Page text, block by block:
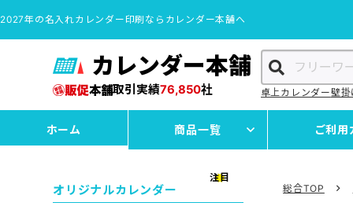
2027年の名入れカレンダー印刷ならカレンダー本舗へ
カレンダー本舗
取引実績76,850社 卓上カレンダー壁
ホーム 商品一覧 ご利用
総合TOP
オリジナルカレンダー
注目